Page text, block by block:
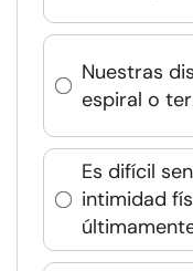
Nuestras
espiral o
Es difícil
intimidad